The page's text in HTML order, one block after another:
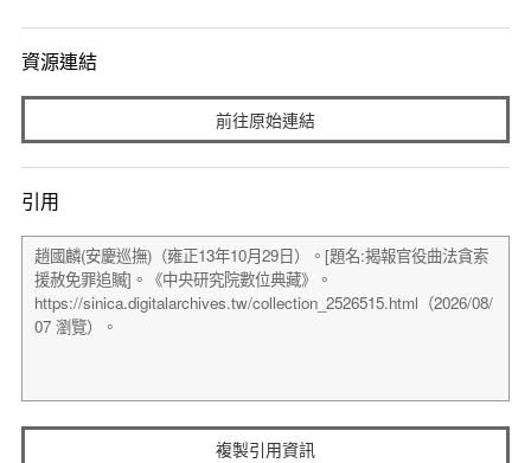
資源連結
前往原始連結
引用
複製引用資訊